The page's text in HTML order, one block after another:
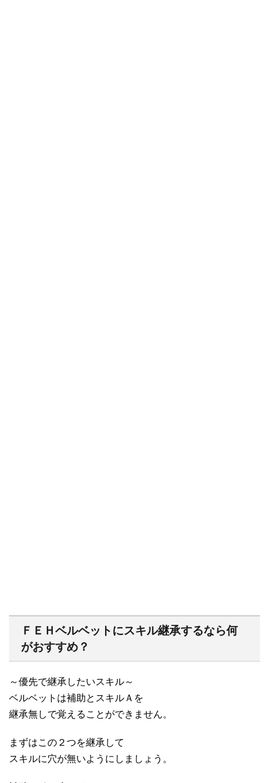
ＦＥＨベルベットにスキル継承するなら何
がおすすめ？
～優先で継承したいスキル～
ベルベットは補助とスキルＡを
継承無しで覚えることができません。
まずはこの２つを継承して
スキルに穴が無いようにしましょう。